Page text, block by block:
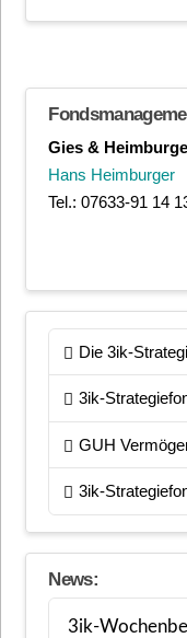
Gies &
Hans Heimburger
Tel.: 07633-91 14
Die 3ik-
3ik-
GUH
3ik-
News:
3ik-